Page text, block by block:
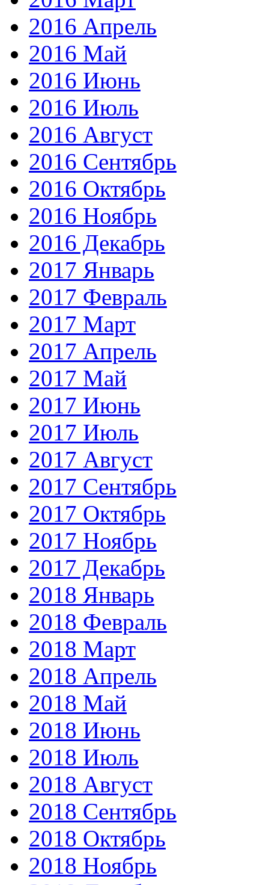
2016 Апрель
2016 Май
2016 Июнь
2016 Июль
2016 Август
2016 Сентябрь
2016 Октябрь
2016 Ноябрь
2016 Декабрь
2017 Январь
2017 Февраль
2017 Март
2017 Апрель
2017 Май
2017 Июнь
2017 Июль
2017 Август
2017 Сентябрь
2017 Октябрь
2017 Ноябрь
2017 Декабрь
2018 Январь
2018 Февраль
2018 Март
2018 Апрель
2018 Май
2018 Июнь
2018 Июль
2018 Август
2018 Сентябрь
2018 Октябрь
2018 Ноябрь